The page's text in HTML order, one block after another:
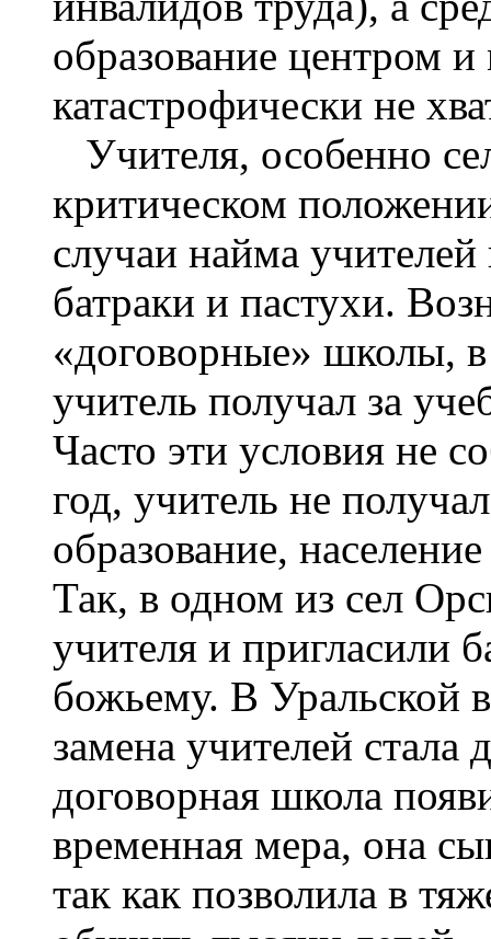
образование центром
катастрофически не
Учителя, особенно
критическом
случаи найма
батраки и пастухи.
«договорные» школы,
учитель получал за
Часто эти условия не
год, учитель не
образование,
Так, в одном из сел
учителя и пригласили
божьему. В Уральской
замена учителей
договорная школа
временная мера, она
так как позволила в